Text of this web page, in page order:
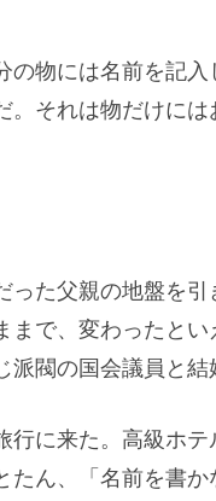
の物には名前を記
。それは物だけに
った父親の地盤を
まで、変わったと
閥の国会議員と結
行に来た。高級ホ
ん、「名前を書か